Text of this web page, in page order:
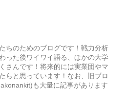
ちのためのブログです！戦力分析
った後ワイワイ語る、ほかの大学
さんです！将来的には実業団やマ
らと思っています！なお、旧ブロ
も大量に記事があります